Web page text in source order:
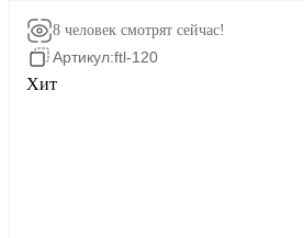
8 человек смотрят сейчас!
Артикул:ftl-120
Хит